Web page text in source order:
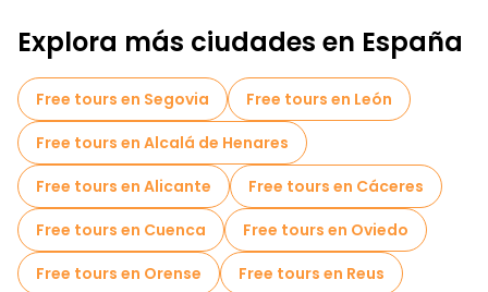
Explora más ciudades en España
Free tours en Segovia
Free tours en León
Free tours en Alcalá de Henares
Free tours en Alicante
Free tours en Cáceres
Free tours en Cuenca
Free tours en Oviedo
Free tours en Orense
Free tours en Reus